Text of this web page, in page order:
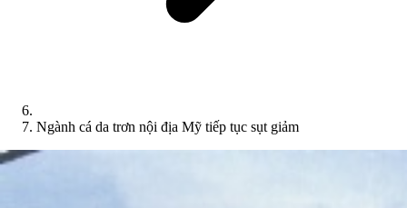
Ngành cá da trơn nội địa Mỹ tiếp tục sụt giảm